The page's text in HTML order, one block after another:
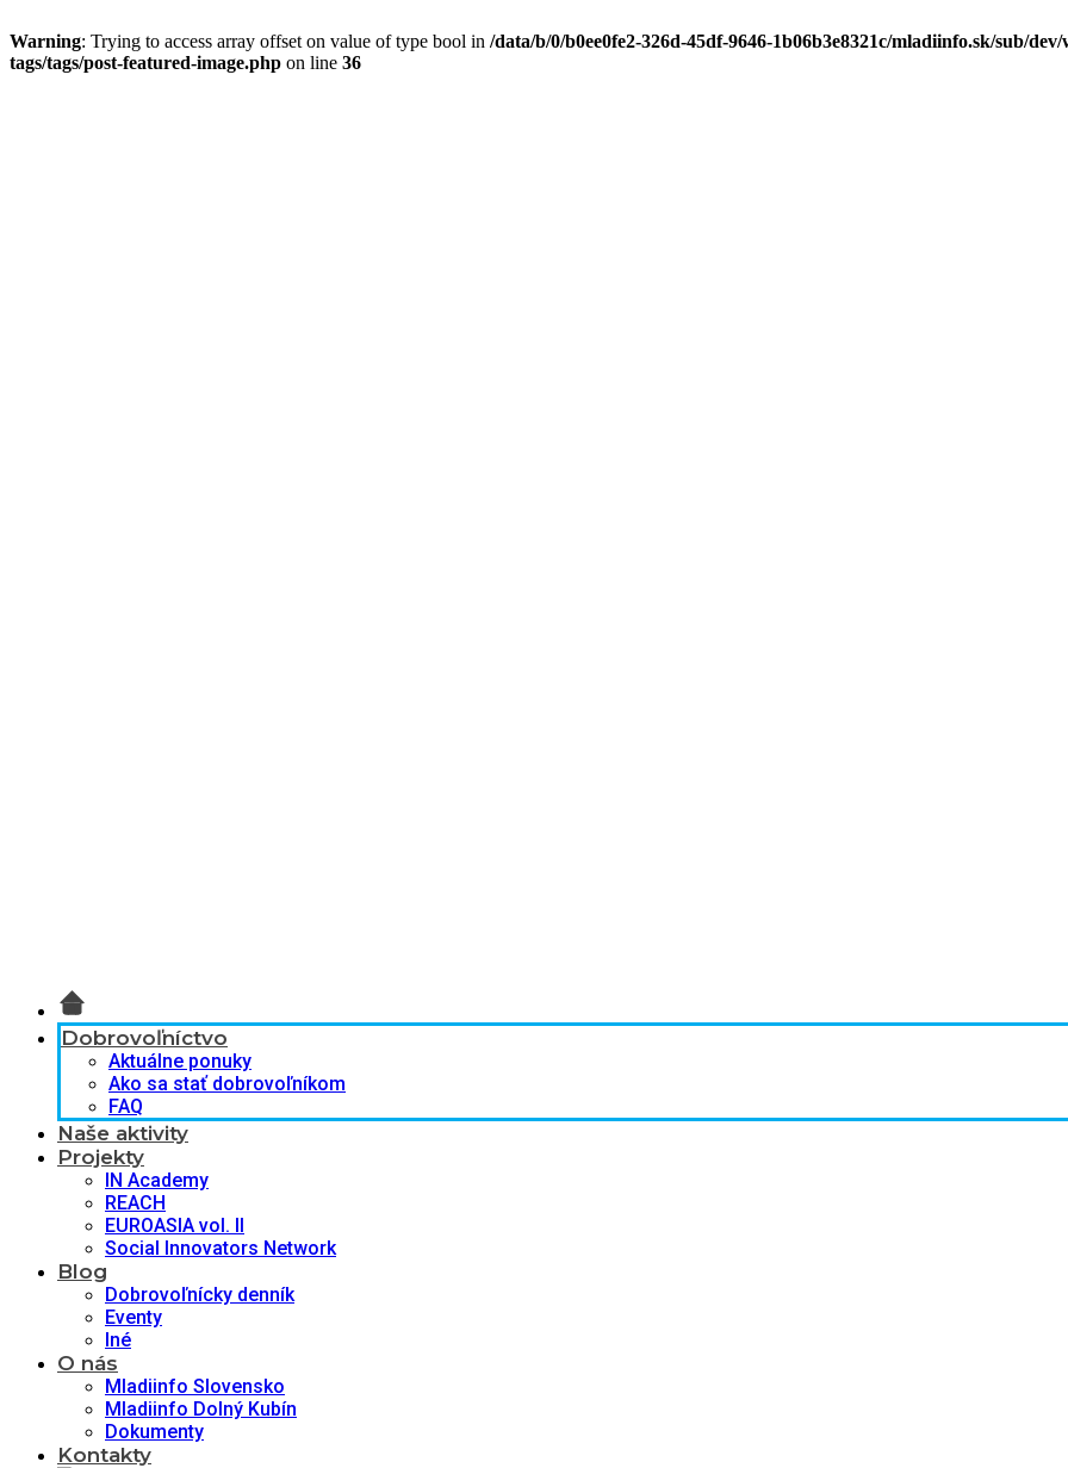
Warning: Trying to access array offset on value of type bool in /data/b/0/b0ee0fe2-326d-45df-9646-1b06b3e8321c/mladiinfo.sk/sub/
tags/tags/post-featured-image.php on line 36
Dobrovoľníctvo
Aktuálne ponuky
Ako sa stať dobrovoľníkom
FAQ
Naše aktivity
Projekty
IN Academy
REACH
EUROASIA vol. II
Social Innovators Network
Blog
Dobrovoľnícky denník
Eventy
Iné
O nás
Mladiinfo Slovensko
Mladiinfo Dolný Kubín
Dokumenty
Kontakty